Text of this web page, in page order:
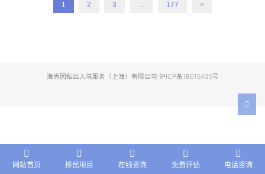
1 2 3 … 177 >
海尚因私出入境服务（上海）有限公司 沪ICP备18015435号
网站首页 移民项目 在线咨询 免费评估 电话咨询